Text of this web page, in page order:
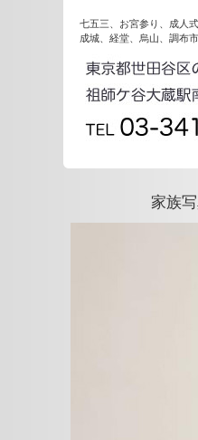
七五三、お宮参り、成人
成城、経堂、烏山、調布
家族